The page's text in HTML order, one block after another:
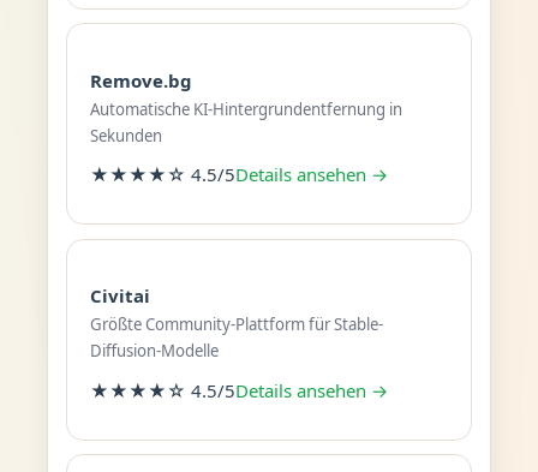
Remove.bg
Automatische KI-Hintergrundentfernung in
Sekunden
★★★★☆ 4.5/5Details ansehen →
Civitai
Größte Community-Plattform für Stable-
Diffusion-Modelle
★★★★☆ 4.5/5Details ansehen →